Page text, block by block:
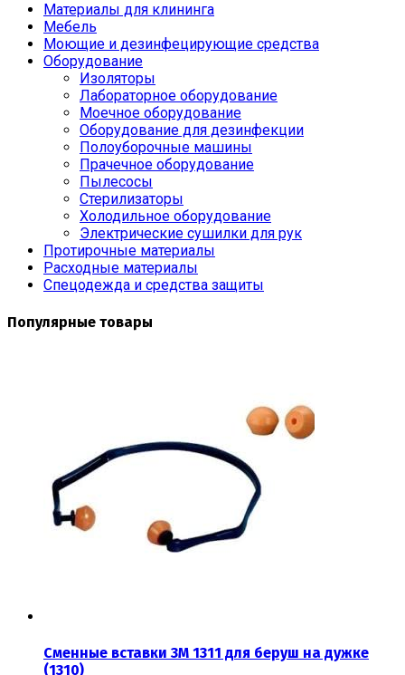
Материалы для клининга
Мебель
Моющие и дезинфецирующие средства
Оборудование
Изоляторы
Лабораторное оборудование
Моечное оборудование
Оборудование для дезинфекции
Полоуборочные машины
Прачечное оборудование
Пылесосы
Стерилизаторы
Холодильное оборудование
Электрические сушилки для рук
Протирочные материалы
Расходные материалы
Спецодежда и средства защиты
Популярные товары
Сменные вставки 3М 1311 для беруш на дужке
(1310)